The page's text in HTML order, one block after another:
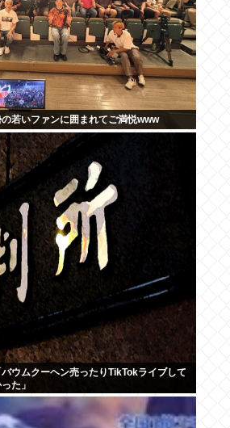
の若いファンに囲まれてご満悦www
ウムクーヘン売ったりTikTokライブして
た」